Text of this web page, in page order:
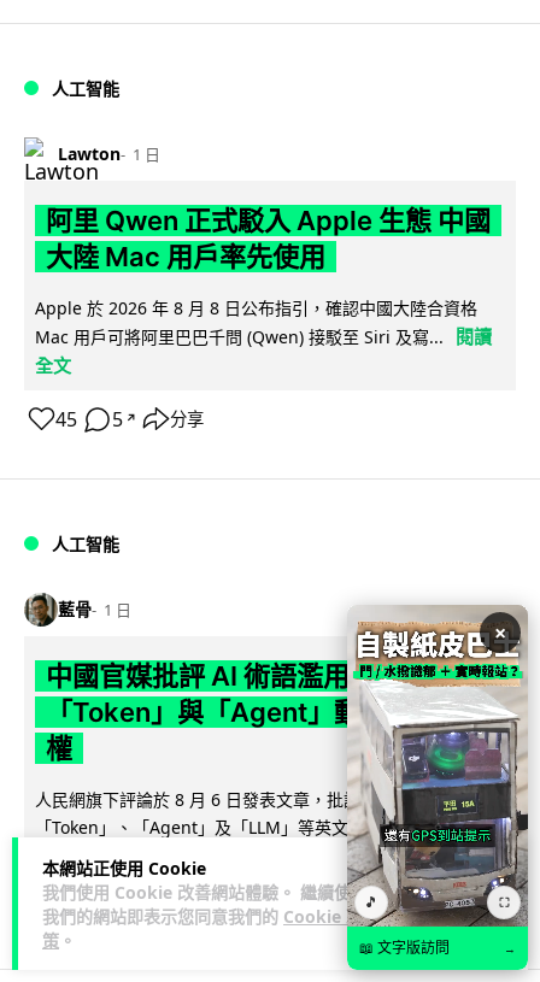
本網站正使用 Cookie
我們使用 Cookie 改善網站體驗。 繼續使用
我們的網站即表示您同意我們的 Cookie 政
策 。
人工智能
Lawton 1 日
阿里 Qwen 正式駁入 Apple 生態 中國
大陸 Mac 用戶率先使用
Apple 於 2026 年 8 月 8 日公布指引，確認中國大陸合資格
Mac 用戶可將阿里巴巴千問 (Qwen) 接駁至 Siri 及寫...
閱讀
全文
45 5 ↗ 分享
人工智能
藍骨 1 日
中國官媒批評 AI 術語濫用英文 稱
「Token」與「Agent」動搖科技話語
權
人民網旗下評論於 8 月 6 日發表文章，批評中國廣泛使用
「Token」、「Agent」及「LLM」等英文術語，認為做法侵蝕
中文表意空間及科...
790 341↗ 分享
×
🎵 ⛶
📖 文字版訪問 →